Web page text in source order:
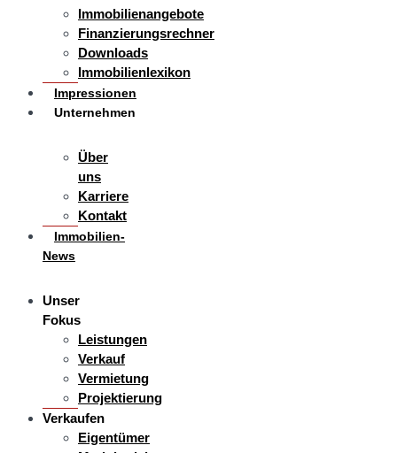
Immobilienangebote
Finanzierungsrechner
Downloads
Immobilienlexikon
Impressionen
Unternehmen
Über
uns
Karriere
Kontakt
Immobilien-
News
Unser
Fokus
Leistungen
Verkauf
Vermietung
Projektierung
Verkaufen
Eigentümer